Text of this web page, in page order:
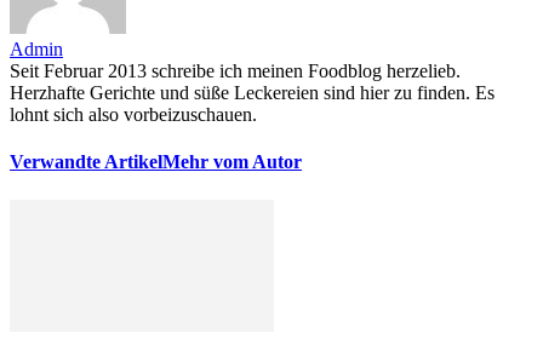
Admin
Seit Februar 2013 schreibe ich meinen Foodblog herzelieb.
Herzhafte Gerichte und süße Leckereien sind hier zu finden. Es
lohnt sich also vorbeizuschauen.
Verwandte ArtikelMehr vom Autor